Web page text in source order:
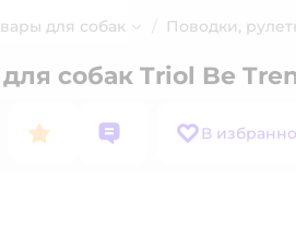
для собак Поводки,
собак Triol Be
В